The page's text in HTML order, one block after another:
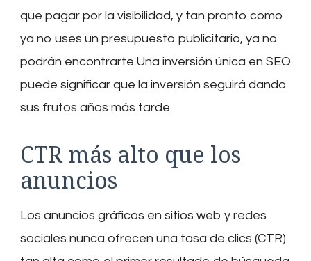
que pagar por la visibilidad, y tan pronto como
ya no uses un presupuesto publicitario, ya no
podrán encontrarte.Una inversión única en SEO
puede significar que la inversión seguirá dando
sus frutos años más tarde.
CTR más alto que los
anuncios
Los anuncios gráficos en sitios web y redes
sociales nunca ofrecen una tasa de clics (CTR)